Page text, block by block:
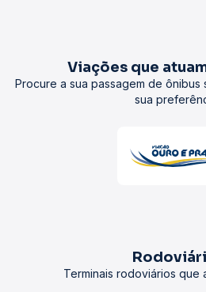
Viações que
Procure a sua passagem de
sua
Terminais rodoviários que